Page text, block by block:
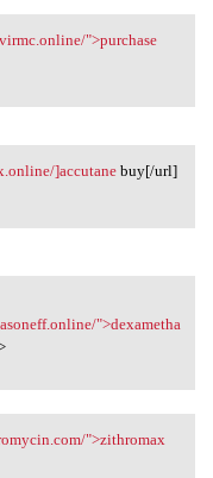
">purchase
]accutanebuy[/url]
">dexametha
">zithromax